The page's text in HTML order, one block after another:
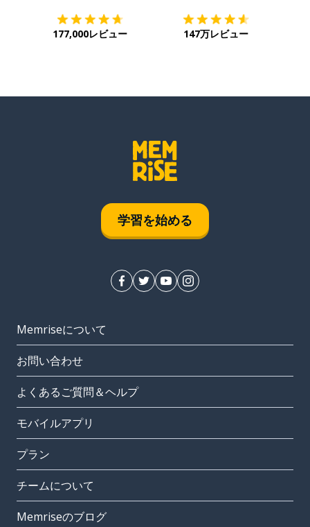
177,000レビュー 147万レビュー
学習を始める
Memriseについて
お問い合わせ
よくあるご質問＆ヘルプ
モバイルアプリ
プラン
チームについて
Memriseのブログ